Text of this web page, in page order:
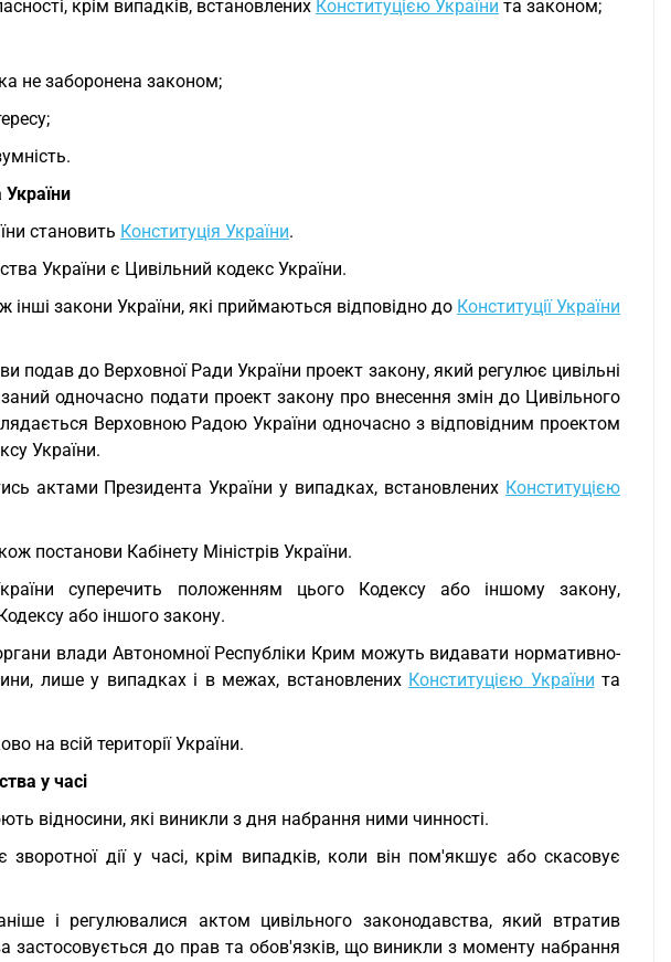
крім випадків, встановлених Конституцією України та законом;
не заборонена законом;
становить Конституція України.
України є Цивільний кодекс України.
закони України, які приймаються відповідно до Конституції України
подав до Верховної Ради України проект закону, який регулює цивільні
одночасно подати проект закону про внесення змін до Цивільного
Верховною Радою України одночасно з відповідним проектом
України.
актами Президента України у випадках, встановлених Конституцією
постанови Кабінету Міністрів України.
суперечить положенням цього Кодексу або іншому закону,
або іншого закону.
влади Автономної Республіки Крим можуть видавати нормативно-
лише у випадках і в межах, встановлених Конституцією України та
на всій території України.
у часі
відносини, які виникли з дня набрання ними чинності.
дії у часі, крім випадків, коли він пом'якшує або скасовує
і регулювалися актом цивільного законодавства, який втратив
застосовується до прав та обов'язків, що виникли з моменту набрання